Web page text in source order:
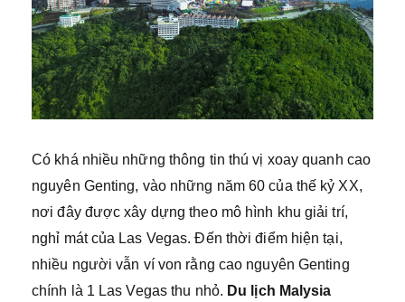
Có khá nhiều những thông tin thú vị xoay quanh cao
nguyên Genting, vào những năm 60 của thế kỷ XX,
nơi đây được xây dựng theo mô hình khu giải trí,
nghỉ mát của Las Vegas. Đến thời điểm hiện tại,
nhiều người vẫn ví von rằng cao nguyên Genting
chính là 1 Las Vegas thu nhỏ. Du lịch Malysia